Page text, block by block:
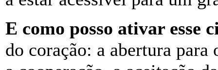
E como posso ativar esse
do coração: a abertura